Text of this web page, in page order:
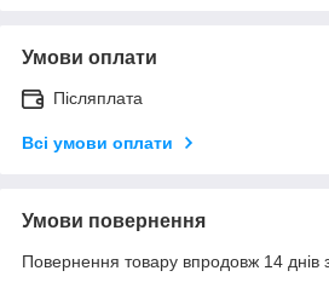
Умови оплати
Післяплата
Всі умови оплати
Умови повернення
Повернення товару впродовж 14 днів